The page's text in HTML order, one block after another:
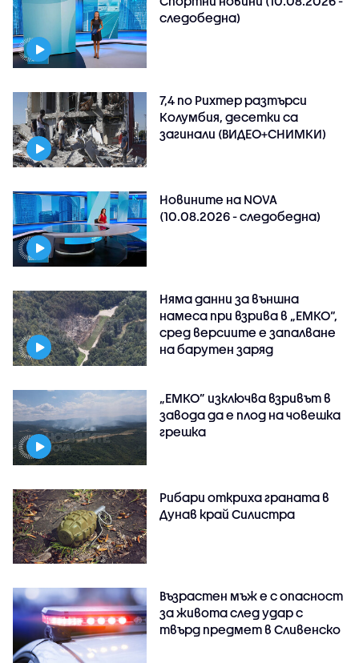
следобедна)
7,4 по Рихтер разтърси
Колумбия, десетки са
загинали (ВИДЕО+СНИМКИ)
Новините на NOVA
(10.08.2026 - следобедна)
Няма данни за външна
намеса при взрива в „ЕМКО“,
сред версиите е запалване
на барутен заряд
„ЕМКО” изключва взривът в
завода да е плод на човешка
грешка
Рибари откриха граната в
Дунав край Силистра
Възрастен мъж е с опасност
за живота след удар с
твърд предмет в Сливенско